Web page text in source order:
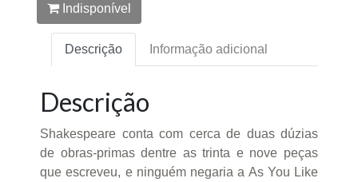
Indisponível
Descrição Informação adicional
Descrição
Shakespeare conta com cerca de duas dúzias
de obras-primas dentre as trinta e nove peças
que escreveu, e ninguém negaria a As You Like